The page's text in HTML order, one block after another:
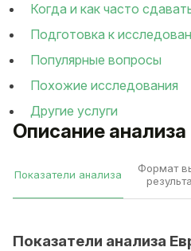
Описание анализа
Показатели анализа
Формат
Показатели анализа
Когда и как часто
Подготовка к
Популярные вопросы
Похожие исследования
Другие услуги